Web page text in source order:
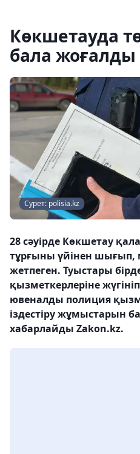
Көкшетауда
бала жоғалды
Сурет: polisia.kz
28 сәуірде Көкшетау
тұрғыны үйінен шығып,
жетпеген. Туыстары
қызметкерлеріне
ювеналды полиция
іздестіру жұмыстарын
хабарлайды Zakon.kz.